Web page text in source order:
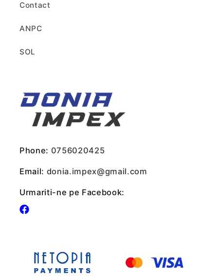
Contact
ANPC
SOL
Phone: 0756020425
Email: donia.impex@gmail.com
Urmariti-ne pe Facebook:
Facebook